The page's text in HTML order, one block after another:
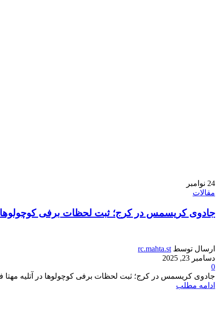
24 نوامبر
مقالات
جادوی کریسمس در کرج؛ ثبت لحظات برفی کوچولوها
ارسال توسط rc.mahta.st
دسامبر 23, 2025
0
جادوی کریسمس در کرج؛ ثبت لحظات برفی کوچولوها در آتلیه مهتا
ادامه مطلب